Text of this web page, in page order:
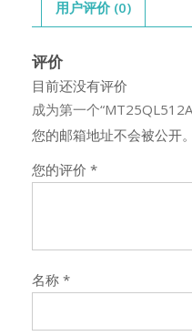
用户评价 (0)
评价
目前还没有评价
成为第一个
您的邮箱地址不会被公开。
您的评价 *
名称 *